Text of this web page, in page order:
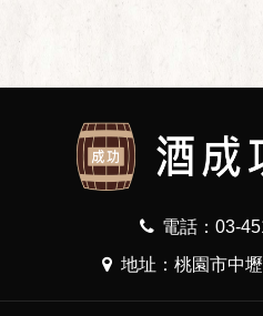
電話：03-
地址：桃園市中